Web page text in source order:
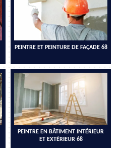
PEINTRE ET PEINTURE DE FAÇADE 68
PEINTRE EN BÂTIMENT INTÉRIEUR
ET EXTÉRIEUR 68